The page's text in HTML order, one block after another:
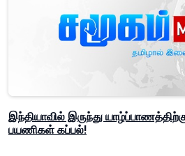
இந்தியாவில் இருந்து
பயணிகள் கப்பல்!